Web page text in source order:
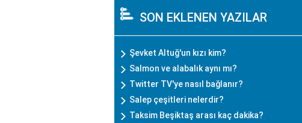
SON EKLENEN YAZILAR
Şevket Altuğ'un kızı kim?
Salmon ve alabalık aynı mı?
Twitter TV'ye nasıl bağlanır?
Salep çeşitleri nelerdir?
Taksim Beşiktaş arası kaç dakika?